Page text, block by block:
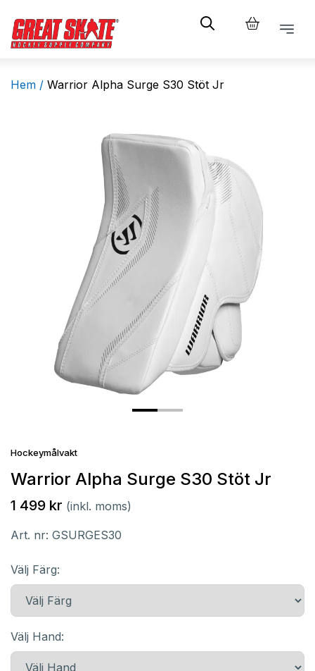
Hem / Warrior Alpha Surge S30 Stöt Jr
Hockeymålvakt
Warrior Alpha Surge S30 Stöt Jr
1 499 kr (inkl. moms)
Art. nr: GSURGES30
Välj Färg:
Välj Hand: